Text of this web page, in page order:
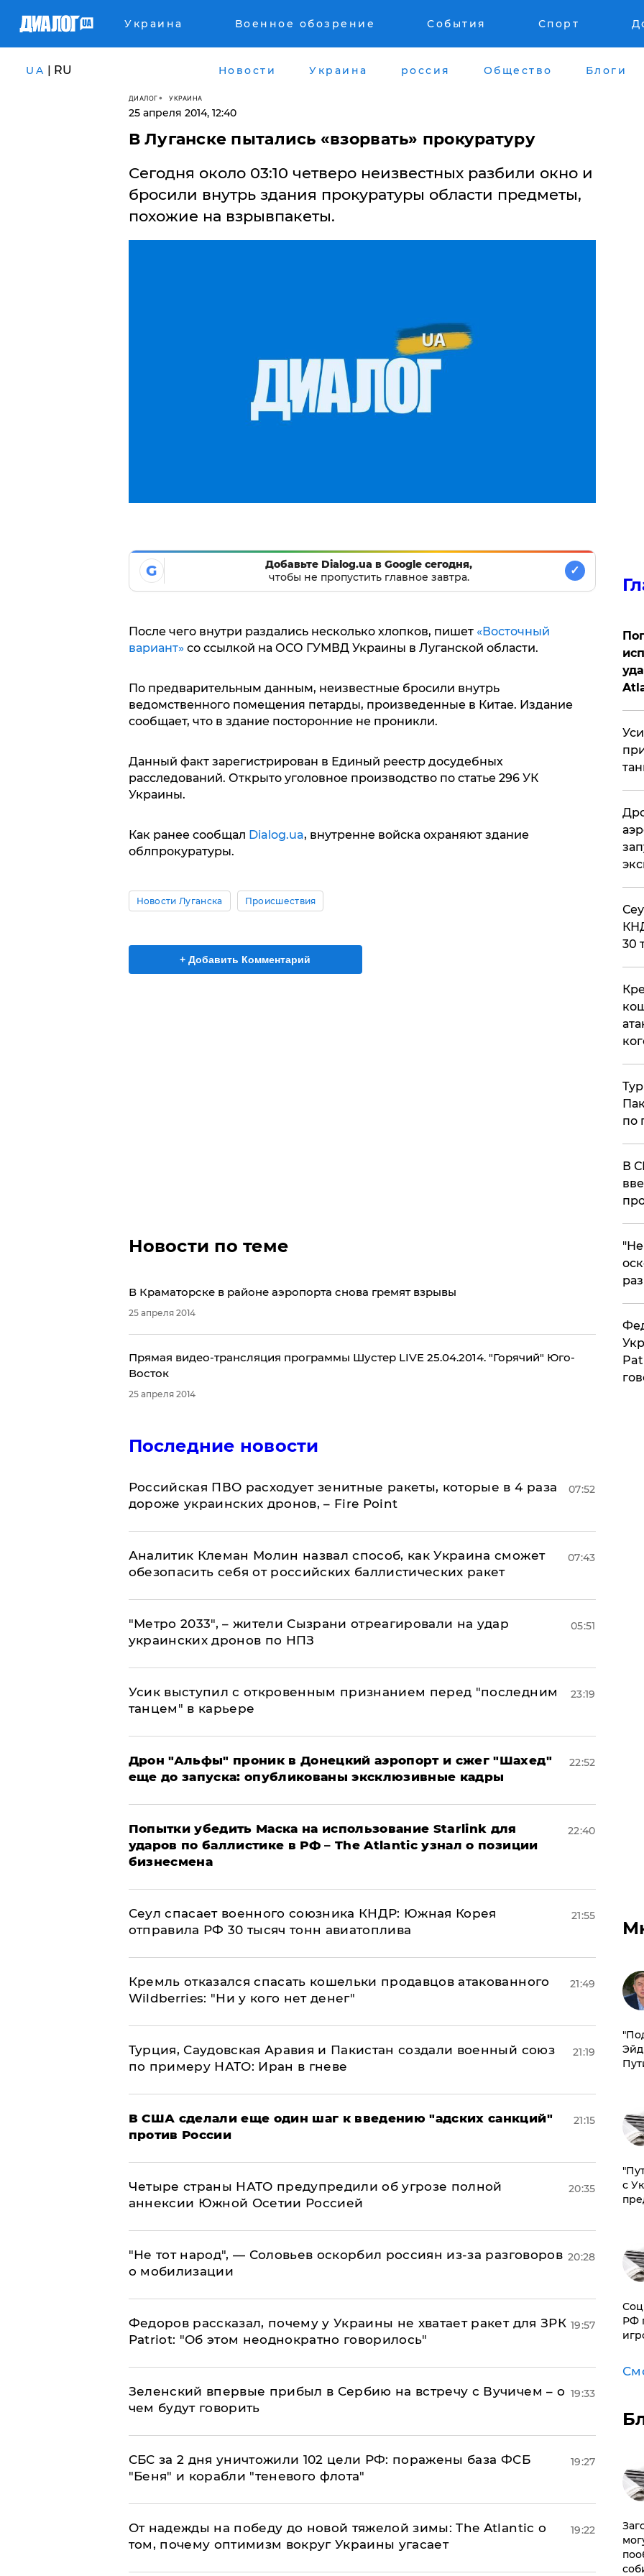
Украина Военное обозрение События Спорт
UA | RU Новости Украина россия Общество Блоги
ДИАЛОГ УКРАИНА
25 апреля 2014, 12:40
​В Луганске пытались «взорвать» прокуратуру
Сегодня около 03:10 четверо неизвестных разбили окно и
бросили внутрь здания прокуратуры области предметы,
похожие на взрывпакеты.
G
Добавьте Dialog.ua в Google сегодня,
чтобы не пропустить главное завтра.
✓
После чего внутри раздались несколько хлопков, пишет «Восточный
вариант» со ссылкой на ОСО ГУМВД Украины в Луганской области.
По предварительным данным, неизвестные бросили внутрь
ведомственного помещения петарды, произведенные в Китае. Издание
сообщает, что в здание посторонние не проникли.
Данный факт зарегистрирован в Единый реестр досудебных
расследований. Открыто уголовное производство по статье 296 УК
Украины.
Как ранее сообщал Dialog.ua, внутренне войска охраняют здание
облпрокуратуры.
Новости Луганска Происшествия
+ Добавить Комментарий
Новости по теме
​В Краматорске в районе аэропорта снова гремят взрывы
25 апреля 2014
Прямая видео-трансляция программы Шустер LIVE 25.04.2014. "Горячий" Юго-
Восток
25 апреля 2014
Последние новости
Российская ПВО расходует зенитные ракеты, которые в 4 раза
дороже украинских дронов, – Fire Point
07:52
Аналитик Клеман Молин назвал способ, как Украина сможет
обезопасить себя от российских баллистических ракет
07:43
"Метро 2033", – жители Сызрани отреагировали на удар
украинских дронов по НПЗ
05:51
Усик выступил с откровенным признанием перед "последним
танцем" в карьере
23:19
Дрон "Альфы" проник в Донецкий аэропорт и сжег "Шахед"
еще до запуска: опубликованы эксклюзивные кадры
22:52
Попытки убедить Маска на использование Starlink для
ударов по баллистике в РФ – The Atlantic узнал о позиции
бизнесмена
22:40
​Сеул спасает военного союзника КНДР: Южная Корея
отправила РФ 30 тысяч тонн авиатоплива
21:55
Кремль отказался спасать кошельки продавцов атакованного
Wildberries: "Ни у кого нет денег"
21:49
Турция, Саудовская Аравия и Пакистан создали военный союз
по примеру НАТО: Иран в гневе
21:19
В США сделали еще один шаг к введению "адских санкций"
против России
21:15
Четыре страны НАТО предупредили об угрозе полной
аннексии Южной Осетии Россией
20:35
​"Не тот народ", — Соловьев оскорбил россиян из-за разговоров
о мобилизации
20:28
Федоров рассказал, почему у Украины не хватает ракет для ЗРК
Patriot: "Об этом неоднократно говорилось"
19:57
Зеленский впервые прибыл в Сербию на встречу с Вучичем – о
чем будут говорить
19:33
СБС за 2 дня уничтожили 102 цели РФ: поражены база ФСБ
"Беня" и корабли "теневого флота"
19:27
От надежды на победу до новой тяжелой зимы: The Atlantic о
том, почему оптимизм вокруг Украины угасает
19:22
30
по
В
с
РФ